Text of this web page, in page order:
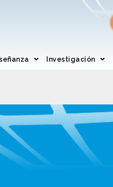
Investigación